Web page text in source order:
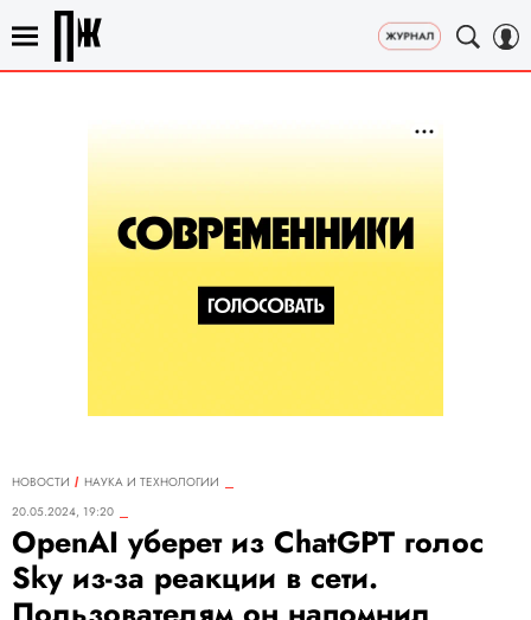
НОВОСТИ
НАУКА И ТЕХНОЛОГИИ
20.05.2024, 19:20
OpenAI уберет из ChatGPT голос
Sky из-за реакции в сети.